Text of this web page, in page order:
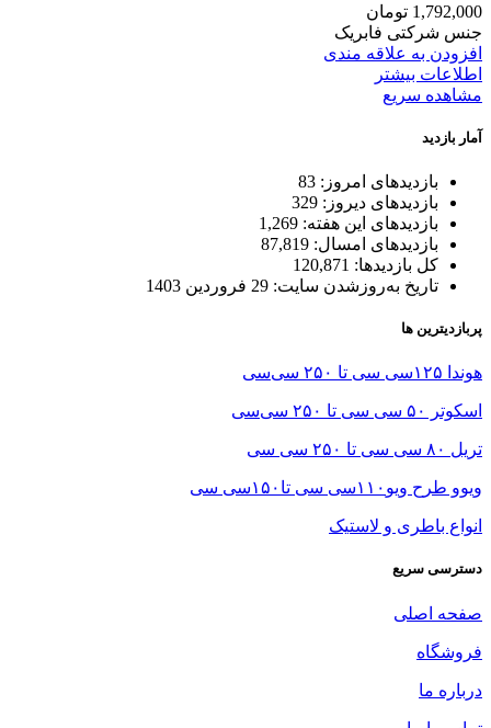
1,792,000 تومان
جنس شرکتی فابریک
افزودن به علاقه مندی
اطلاعات بیشتر
مشاهده سریع
آمار بازدید
بازدیدهای امروز: 83
بازدیدهای دیروز: 329
بازدیدهای این هفته: 1,269
بازدیدهای امسال: 87,819
کل بازدیدها: 120,871
تاریخ به‌روزشدن سایت: 29 فروردین 1403
پربازدیترین ها
هوندا ۱۲۵سی سی تا ۲۵۰ سی‌سی
اسکوتر ۵۰ سی سی تا ۲۵۰ سی‌سی
تریل ۸۰ سی سی تا ۲۵۰ سی سی
ویوو طرح ویو۱۱۰سی سی تا۱۵۰سی سی
انواع باطری و لاستیک
دسترسی سریع
صفحه اصلی
فروشگاه
درباره ما